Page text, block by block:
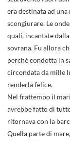
era destinata ad
scongiurare. Le
quali, incantate
sovrana. Fu allora
perché condotta in
circondata da mille
renderla felice.
Nel frattempo il
avrebbe fatto di
ritornava con la
Quella parte di